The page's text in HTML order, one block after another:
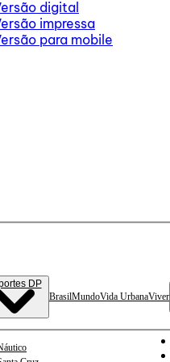
digital
impressa
para mobile
DP
BrasilMundoVida UrbanaViver